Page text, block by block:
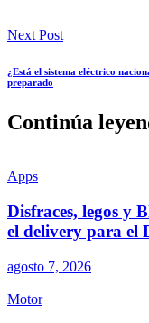
Next Post
¿Está el sistema eléctrico
preparado
Continúa
Apps
Disfraces, legos y
el delivery para el
agosto 7, 2026
Motor